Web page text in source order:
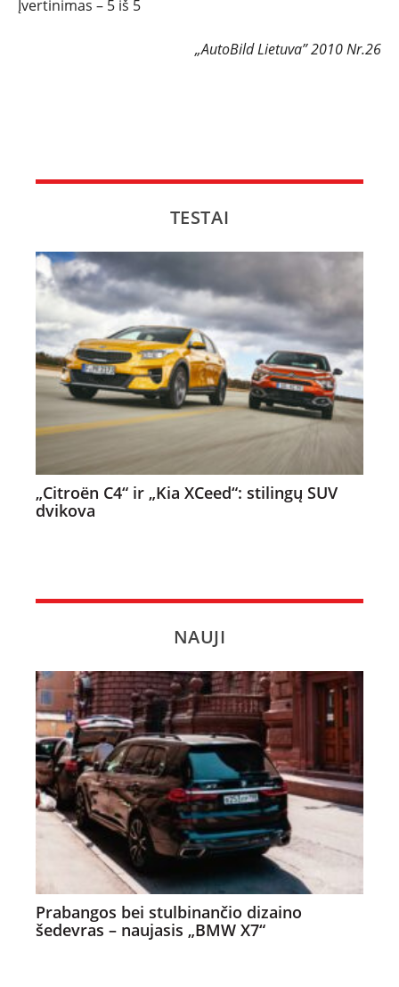
Įvertinimas – 5 iš 5
„AutoBild Lietuva” 2010 Nr.26
TESTAI
„Citroën C4“ ir „Kia XCeed“: stilingų SUV
dvikova
NAUJI
Prabangos bei stulbinančio dizaino
šedevras – naujasis „BMW X7“